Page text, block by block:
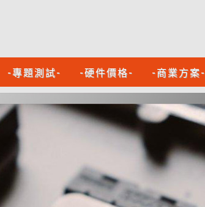
-專題測試- -硬件價格- -商業方案-